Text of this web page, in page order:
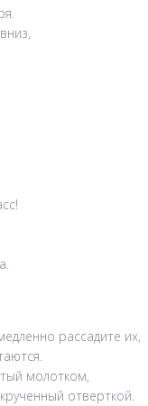
рассадите их,
молотком,
отверткой.